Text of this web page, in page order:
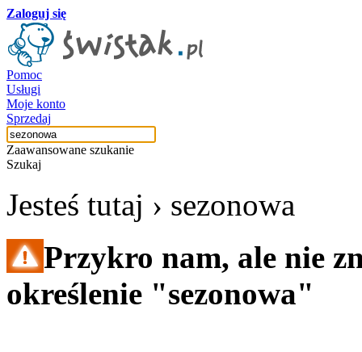
Zaloguj się
Pomoc
Usługi
Moje konto
Sprzedaj
Zaawansowane szukanie
Szukaj
Jesteś tutaj › sezonowa
Przykro nam, ale nie
określenie "sezonowa"